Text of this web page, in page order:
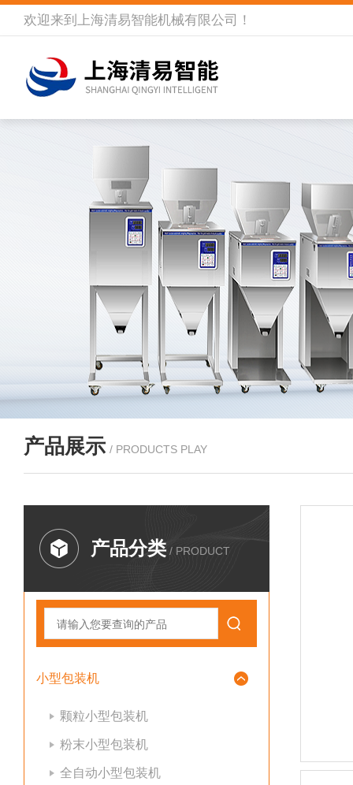
欢迎来到 上海清易智能机械有限公司 ！
产品展示 / PRODUCTS PLAY
产品分类 / PRODUCT
小型包装机
颗粒小型包装机
粉末小型包装机
全自动小型包装机